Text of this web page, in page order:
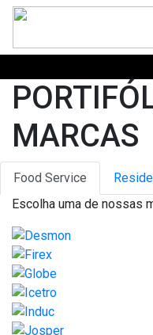
Skip
content
MARCAS
Food Service
Escolha uma de nossas